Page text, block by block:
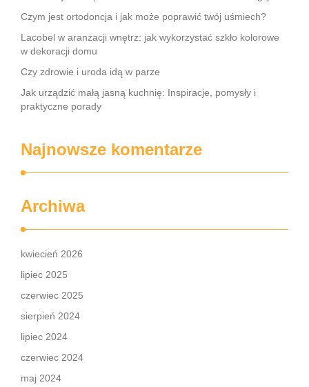
Czym jest ortodoncja i jak może poprawić twój uśmiech?
Lacobel w aranżacji wnętrz: jak wykorzystać szkło kolorowe
w dekoracji domu
Czy zdrowie i uroda idą w parze
Jak urządzić małą jasną kuchnię: Inspiracje, pomysły i
praktyczne porady
Najnowsze komentarze
Archiwa
kwiecień 2026
lipiec 2025
czerwiec 2025
sierpień 2024
lipiec 2024
czerwiec 2024
maj 2024